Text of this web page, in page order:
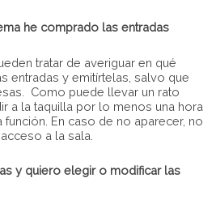
he comprado las entradas
tratar de averiguar en qué
entradas y emitírtelas, salvo que
Como puede llevar un rato
a la taquilla por lo menos una hora
En caso de no aparecer, no
a la sala.
y quiero elegir o modificar las